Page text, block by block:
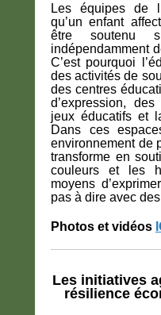
Les équipes de
qu’un enfant
être soutenu
indépendamment
C’est pourquoi
des activités de
des centres
d’expression,
jeux éducatifs et
Dans ces
environnement de
transforme en
couleurs et les
moyens
pas à dire avec
Photos et vidéos
Les initiatives
résilience